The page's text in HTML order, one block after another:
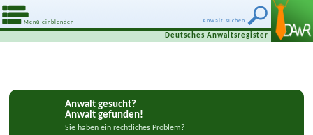
Anwalt suchen
Menü einblenden
Deutsches Anwaltsregister
Anwalt gesucht?
Anwalt gefunden!
Sie haben ein rechtliches Problem?